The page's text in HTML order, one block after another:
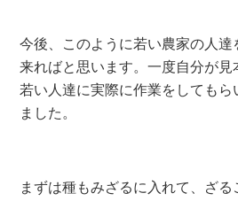
今後、このように若い農家の人達
来ればと思います。一度自分が見
若い人達に実際に作業をしても
ました。
まずは種もみざるに入れて、ざる